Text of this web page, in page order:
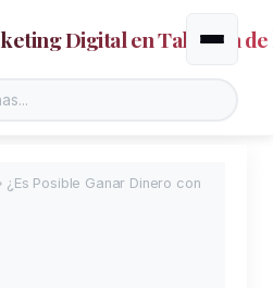
Digital en Talavera de
Alternar
¿Es Posible Ganar Dinero con